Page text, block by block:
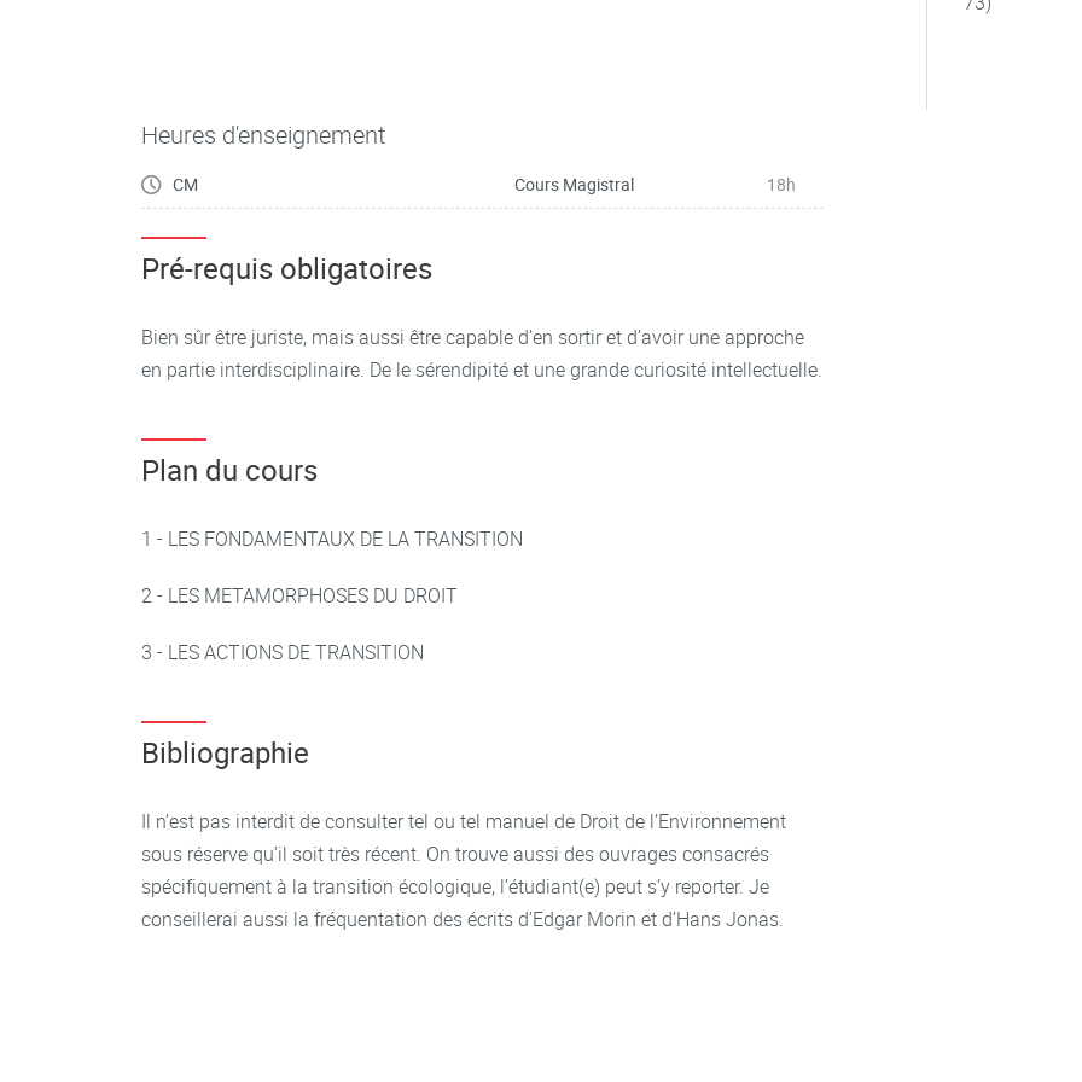
Heures d'enseignement
CM Cours Magistral 18h
Pré-requis obligatoires
Bien sûr être juriste, mais aussi être capable d’en sortir et d’avoir une approche
en partie interdisciplinaire. De le sérendipité et une grande curiosité intellectuelle.
Plan du cours
1 - LES FONDAMENTAUX DE LA TRANSITION
2 - LES METAMORPHOSES DU DROIT
3 - LES ACTIONS DE TRANSITION
Bibliographie
Il n’est pas interdit de consulter tel ou tel manuel de Droit de l’Environnement
sous réserve qu’il soit très récent. On trouve aussi des ouvrages consacrés
spécifiquement à la transition écologique, l’étudiant(e) peut s’y reporter. Je
conseillerai aussi la fréquentation des écrits d’Edgar Morin et d’Hans Jonas.